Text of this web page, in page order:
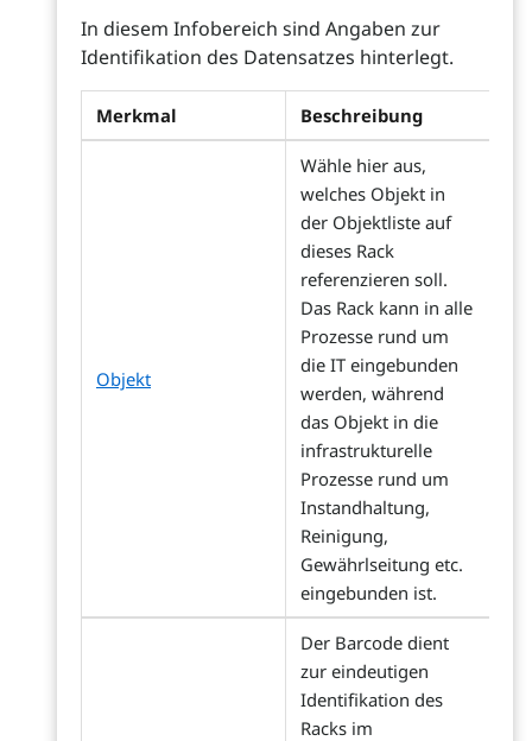
In diesem Infobereich sind Angaben zur
Identifikation des Datensatzes hinterlegt.
Merkmal Beschreibung
Objekt
Wähle hier aus,
welches Objekt in
der Objektliste auf
dieses Rack
referenzieren soll.
Das Rack kann in alle
Prozesse rund um
die IT eingebunden
werden, während
das Objekt in die
infrastrukturelle
Prozesse rund um
Instandhaltung,
Reinigung,
Gewährlseitung etc.
eingebunden ist.
Der Barcode dient
zur eindeutigen
Identifikation des
Racks im